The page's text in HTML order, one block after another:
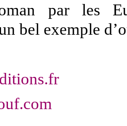
par les
bel exemple